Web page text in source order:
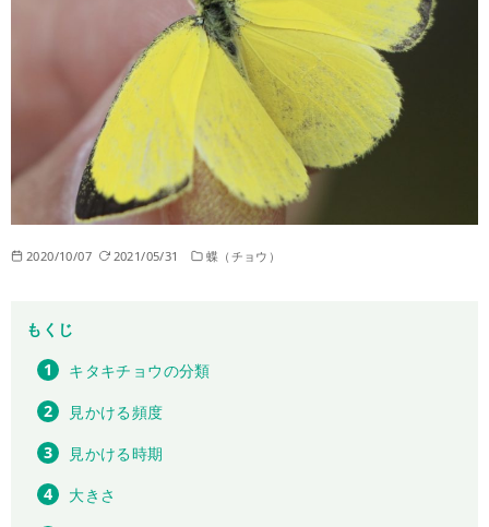
2020/10/07 2021/05/31 蝶（チョウ）
もくじ
キタキチョウの分類
見かける頻度
見かける時期
大きさ